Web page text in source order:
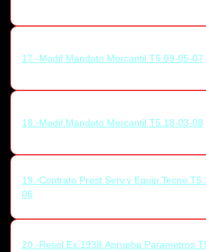
17.-Modif.Mandato Mercantil.T5.09-05-07
18.-Modif.Mandato Mercantil.T5.18-03-08
19.-Contrato Prest.Serv.y
06
20.-Resol.Ex.1938.Aprueba